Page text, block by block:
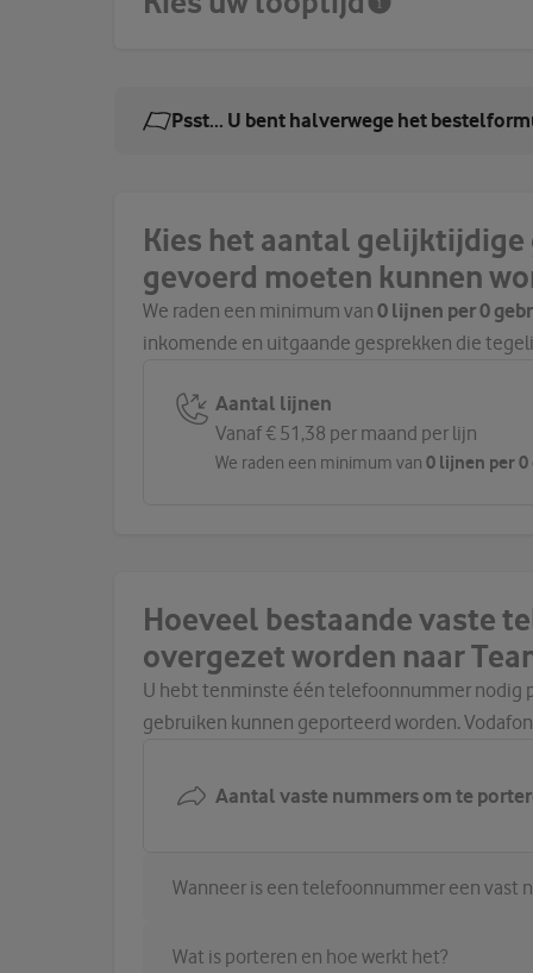
Psst... U bent halverwege het
Kies het aantal
gevoerd moeten kunnen
We raden een minimum van 0 lijnen per 0
inkomende en uitgaande gesprekken die
Aantal lijnen
Vanaf € 51,38 per maand per lijn
We raden een minimum van 0 lijnen per
Hoeveel bestaande vaste
overgezet worden naar
U hebt tenminste één telefoonnummer nodig
gebruiken kunnen geporteerd worden.
Aantal vaste nummers om te
Wanneer is een telefoonnummer een vast
Wat is porteren en hoe werkt het?